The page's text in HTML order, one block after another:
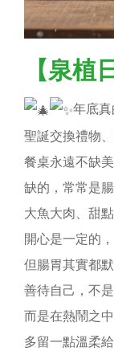
【泉植
年底
聖誕交換禮物
餐桌永遠不缺美
缺的，常常是
大魚大肉、甜
開心是一定的，
但腸胃其實都默
善待自己，不
而是在熱鬧之中
多留一點溫柔給